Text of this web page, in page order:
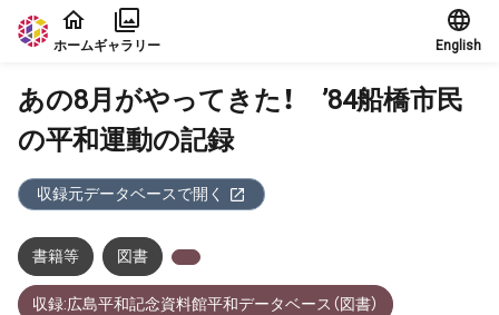
本文に飛ぶ
ホームギャラリー English
あの8月がやってきた！ ’84船橋市民
の平和運動の記録
収録元データベースで開く
書籍等 図書
収録:広島平和記念資料館平和データベース（図書）